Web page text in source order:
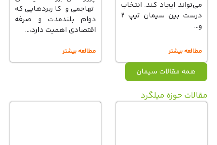
می‌تواند ایجاد کند. انتخاب
درست بین سیمان تیپ ۲
مطالعه بیشتر
تهاجمی و کاربردهایی که
دوام بلندمدت و صرفه
اقتصادی اهمیت دارد،…
مطالعه بیشتر
همه مقالات سیمان
حوزه میلگرد